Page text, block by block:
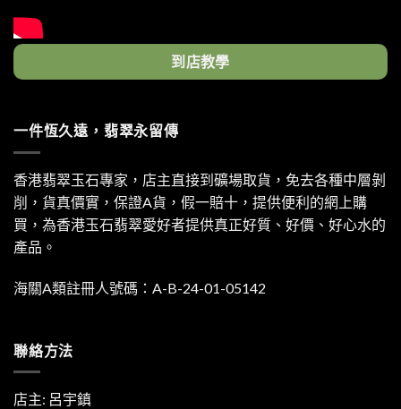
到店教學
一件恆久遠，翡翠永留傳
香港翡翠玉石專家，店主直接到礦場取貨，免去各種中層剝
削，貨真價實，保證A貨，假一賠十，提供便利的網上購
買，為香港玉石翡翠愛好者提供真正好質、好價、好心水的
產品。
海關A類註冊人號碼：A-B-24-01-05142
聯絡方法
店主: 呂宇鎮